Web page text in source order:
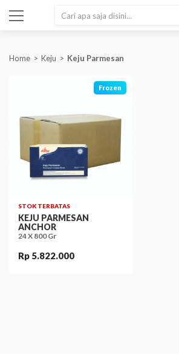
Home Keju Keju Parmesan
Frozen
STOK TERBATAS
KEJU PARMESAN
ANCHOR
24 X 800 Gr
Rp 5.822.000